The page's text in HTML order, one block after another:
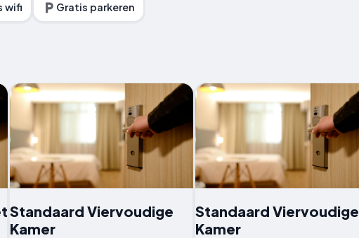
wifi Gratis parkeren
Standaard Viervoudige
Kamer
Standaard Viervoudige
Kamer